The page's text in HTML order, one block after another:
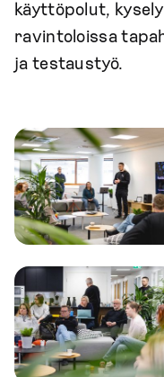
käyttöpolut,
ravintoloissa
ja testaustyö.